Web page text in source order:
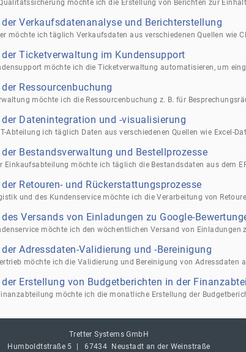
Verkaufsdatenanalyse und Berichterstellung
Ticketverwaltung im Kundensupport
Ressourcenbuchung
Datenintegration und -visualisierung
Bestandsverwaltung und Bestellprozesse
Retouren- und Rückerstattungsprozesse
Versands von Einladungen zu Google-
Adressdaten-Validierung und -Bereinigung
Erstellung von Budgetberichten in der
Tretter Systems GmbH
Humboldtstraße 5 |67434 Neustadt an der Weinstraße